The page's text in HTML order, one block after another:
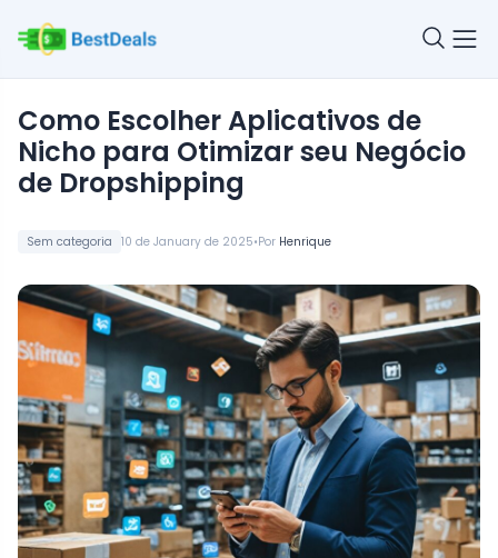
Sem categoria 10 de January de 2025•Por Henrique
Como Escolher Aplicativos de
Nicho para Otimizar seu Negócio
de Dropshipping